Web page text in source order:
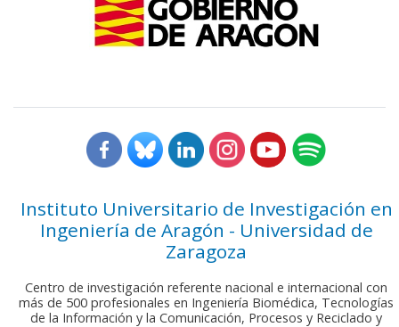
Instituto Universitario de Investigación en
Ingeniería de Aragón - Universidad de
Zaragoza
Centro de investigación referente nacional e internacional con
más de 500 profesionales en Ingeniería Biomédica, Tecnologías
de la Información y la Comunicación, Procesos y Reciclado y